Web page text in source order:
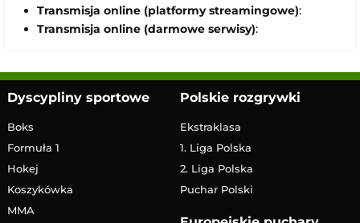
Transmisja online (platformy streamingowe):
Transmisja online (darmowe serwisy):
Dyscypliny sportowe
Boks
Formuła 1
Hokej
Koszykówka
MMA
Polskie rozgrywki
Ekstraklasa
1. Liga Polska
2. Liga Polska
Puchar Polski